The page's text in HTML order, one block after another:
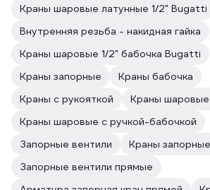
Краны шаровые латунные 1/2" Bugatti
Внутренняя резьба - накидная гайка
Краны шаровые 1/2" бабочка Bugatti
Краны запорные
Краны бабочка
Краны с рукояткой
Краны
Краны шаровые с ручкой-бабочкой
Запорные вентили
Краны
Запорные вентили прямые